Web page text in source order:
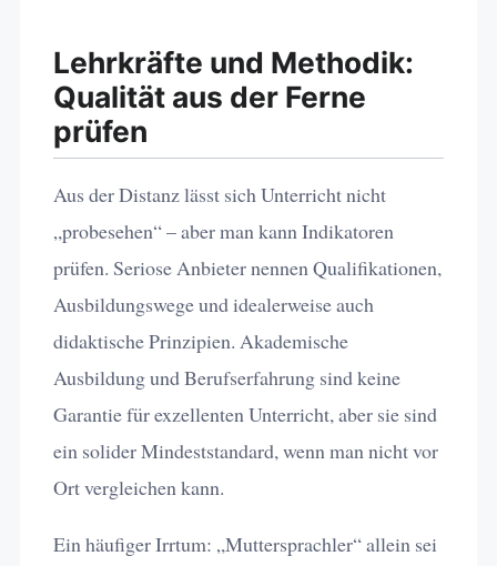
Lehrkräfte und Methodik:
Qualität aus der Ferne
prüfen
Aus der Distanz lässt sich Unterricht nicht
„probesehen“ – aber man kann Indikatoren
prüfen. Seriose Anbieter nennen Qualifikationen,
Ausbildungswege und idealerweise auch
didaktische Prinzipien. Akademische
Ausbildung und Berufserfahrung sind keine
Garantie für exzellenten Unterricht, aber sie sind
ein solider Mindeststandard, wenn man nicht vor
Ort vergleichen kann.
Ein häufiger Irrtum: „Muttersprachler“ allein sei